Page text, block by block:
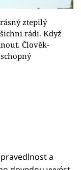
ztepilý
rádi. Když
Člověk-
a